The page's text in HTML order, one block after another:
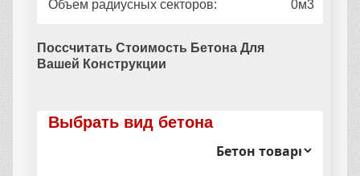
Объем радиусных секторов: 0
Поссчитать Стоимость Бетона Для
Вашей Конструкции
Выбрать вид бетона